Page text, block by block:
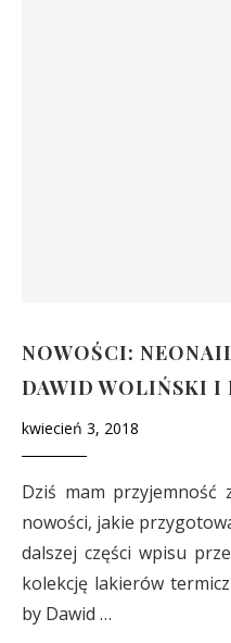
NOWOŚCI:
DAWID WOLIŃSKI I
kwiecień 3, 2018
Dziś mam przyjemność
nowości, jakie
dalszej części wpisu
kolekcję lakierów
by Dawid …